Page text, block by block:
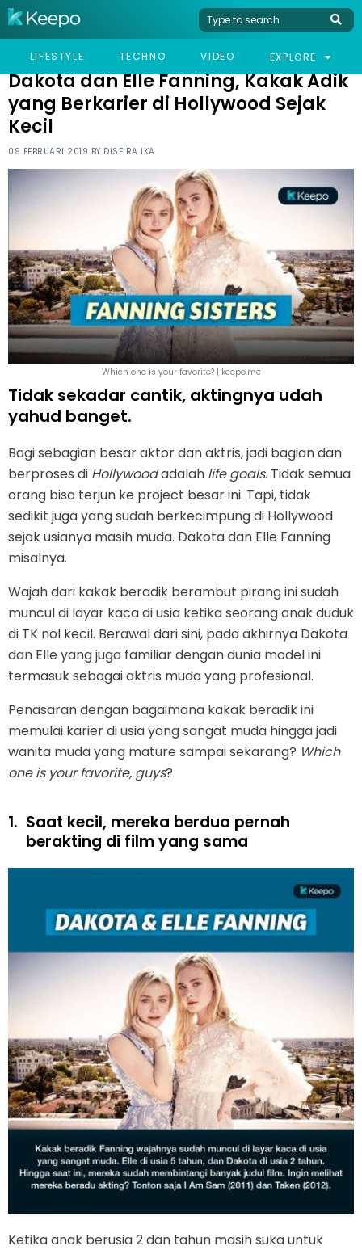
LIFESTYLE TECHNO VIDEO EXPLORE
HOME LIFESTYLE
DAKOTA DAN ELLE FANNING, KAKAK ADIK YANG BERKARIER DI
Dakota dan Elle Fanning, Kakak Adik
yang Berkarier di Hollywood Sejak
Kecil
09 FEBRUARI 2019 BY DISFIRA IKA
Which one is your favorite? | keepo.me
Tidak sekadar cantik, aktingnya udah
yahud banget.
Bagi sebagian besar aktor dan aktris, jadi bagian dan
berproses di Hollywoodadalah life goals. Tidak semua
orang bisa terjun ke project besar ini. Tapi, tidak
sedikit juga yang sudah berkecimpung di Hollywood
sejak usianya masih muda. Dakota dan Elle Fanning
misalnya.
Wajah dari kakak beradik berambut pirang ini sudah
muncul di layar kaca di usia ketika seorang anak duduk
di TK nol kecil. Berawal dari sini, pada akhirnya Dakota
dan Elle yang juga familiar dengan dunia model ini
termasuk sebagai aktris muda yang profesional.
Penasaran dengan bagaimana kakak beradik ini
memulai karier di usia yang sangat muda hingga jadi
wanita muda yang mature sampai sekarang? Which
one is your favorite, guys?
1. Saat kecil, mereka berdua pernah
berakting di film yang sama
Ketika anak berusia 2 dan tahun masih suka untuk